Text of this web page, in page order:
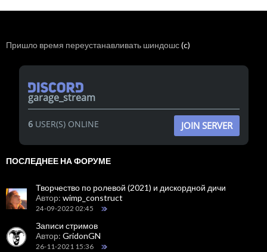
Пришло время переустанавливать шиндошс(c)
garage_stream
6USER(S) ONLINE JOIN SERVER
ПОСЛЕДНЕЕ НА ФОРУМЕ
Творчество по ролевой (2021) и дискордной дичи
Автор: wimp_construct
24-09-2022 02:45
Записи стримов
Автор: GridonGN
26-11-2021 15:36